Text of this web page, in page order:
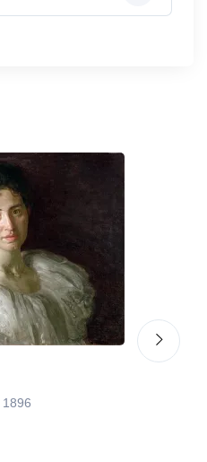
1896